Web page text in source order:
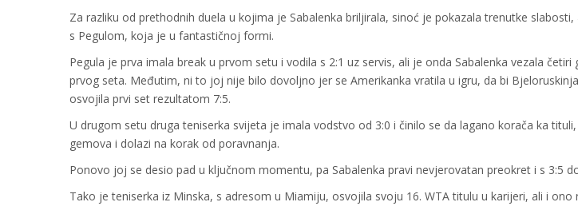
Za razliku od prethodnih duela u kojima je Sabalenka briljirala, sinoć je pokazala trenutke
s Pegulom, koja je u fantastičnoj formi.
Pegula je prva imala break u prvom setu i vodila s 2:1 uz servis, ali je onda Sabalenka vezala
prvog seta. Međutim, ni to joj nije bilo dovoljno jer se Amerikanka vratila u igru, da bi
osvojila prvi set rezultatom 7:5.
U drugom setu druga teniserka svijeta je imala vodstvo od 3:0 i činilo se da lagano korača ka
gemova i dolazi na korak od poravnanja.
Ponovo joj se desio pad u ključnom momentu, pa Sabalenka pravi nevjerovatan preokret i s 3:5
Tako je teniserka iz Minska, s adresom u Miamiju, osvojila svoju 16. WTA titulu u karijeri, ali i ono